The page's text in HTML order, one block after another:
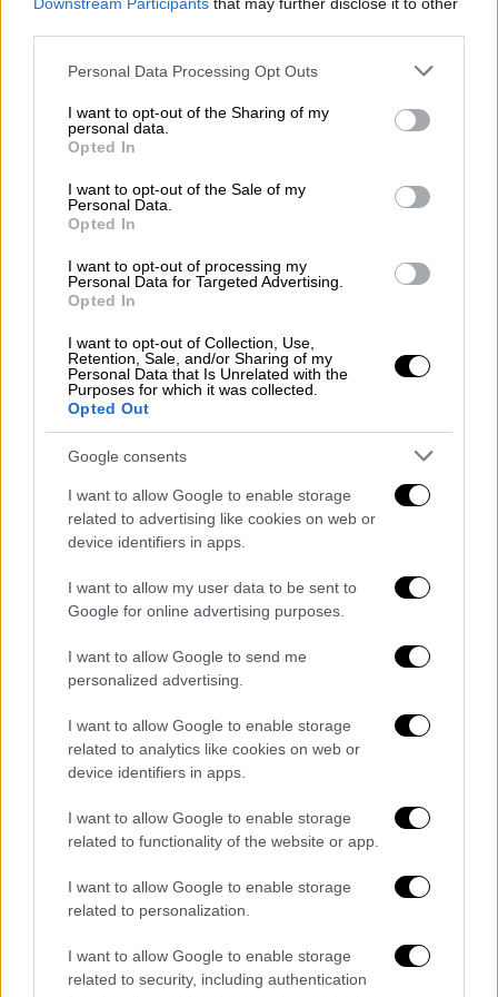
Please note that this website/app uses one or more Google
not limited to your visit or usage behaviour. You may click to
grant or deny consent to Google and its third-party tags to
use your data for below specified purposes in below Google
consent section.
Personal Data Processing Opt Outs
I want to opt-out of the Sharing of my
personal data.
Opted In
I want to opt-out of the Sale of my
Personal Data.
Opted In
I want to opt-out of processing my
Personal Data for Targeted Advertising.
Opted In
I want to opt-out of Collection, Use,
Retention, Sale, and/or Sharing of my
Personal Data that Is Unrelated with the
Purposes for which it was collected.
Opted Out
Google consents
I want to allow Google to enable storage
related to advertising like cookies on web or
device identifiers in apps.
I want to allow my user data to be sent to
Google for online advertising purposes.
I want to allow Google to send me
personalized advertising.
I want to allow Google to enable storage
related to analytics like cookies on web or
device identifiers in apps.
I want to allow Google to enable storage
related to functionality of the website or app.
I want to allow Google to enable storage
related to personalization.
I want to allow Google to enable storage
related to security, including authentication
Κρατούμενοι θα παραμείνουν μόνο οΜίχος
τους δε, επιβλήθηκαν επιπλέον χρηματικές
ποινές, που για τονΜίχοείναι 4.100 ευρώ
και στον Μιχάλη 2 200 ευρώ.
Το δικαστήριο έδωσεανασταλτικό
αποτέλεσμαστις εφέσεις των 17
καταδικασθέντων, όπως εισηγήθηκε η
εισαγγελέας της έδρας. Σύμφωνα με την
απόφαση τουδικαστηρίου, σε κάποιους
άλλους ορίστηκαν χρηματικές εγγυήσεις
έως 25 χιλιάδες ευρώ.
κατέθεσε και ο «Μιχάλης», που με την
συγχώνευση καταδικάστηκε σε κάθειρξη 18
από την φυλακή ως την δευτεροβάθμια δίκη,
δεν βρήκε θετική ανταπόκριση, ούτε από την
εισαγγελέα, ούτε από το δικαστήριο.
σε 20 μήνες για εκβίαση, έχοντας ήδη σχεδόν
18 μήνες προσωρινή κράτηση, αύριο